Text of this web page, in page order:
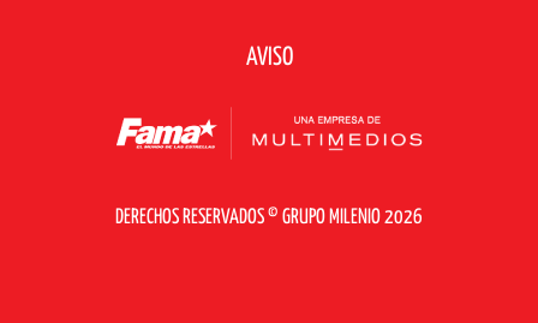
AVISO
DERECHOS RESERVADOS © GRUPO MILENIO 2026